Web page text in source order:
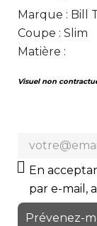
Marque : Bill
Coupe : Slim
Matière :
Visuel non
En
par e-mail,
Prévenez-